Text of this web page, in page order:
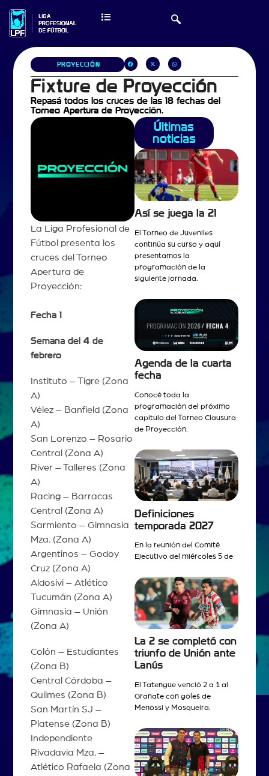
PROYECCIÓN
Fixture de Proyección
Repasá todos los cruces de las 18 fechas del
Torneo Apertura de Proyección.
La Liga Profesional de
Fútbol presenta los
cruces del Torneo
Apertura de
Proyección:
Fecha 1
Semana del 4 de
febrero
Instituto – Tigre (Zona
A)
Vélez – Banfield (Zona
A)
San Lorenzo – Rosario
Central (Zona A)
River – Talleres (Zona
A)
Racing – Barracas
Central (Zona A)
Sarmiento – Gimnasia
Mza. (Zona A)
Argentinos – Godoy
Cruz (Zona A)
Aldosivi – Atlético
Tucumán (Zona A)
Gimnasia – Unión
(Zona A)
Colón – Estudiantes
(Zona B)
Central Córdoba –
Quilmes (Zona B)
San Martín SJ –
Platense (Zona B)
Independiente
Rivadavia Mza. –
Atlético Rafaela (Zona
Últimas
noticias
Así se juega la 21
El Torneo de Juveniles
continúa su curso y aquí
presentamos la
programación de la
siguiente jornada.
Agenda de la cuarta
fecha
Conocé toda la
programación del próximo
capítulo del Torneo Clausura
de Proyección.
Definiciones
temporada 2027
En la reunión del Comité
Ejecutivo del miércoles 5 de
La 2 se completó con
triunfo de Unión ante
Lanús
El Tatengue venció 2 a 1 al
Granate con goles de
Menossi y Mosqueira.